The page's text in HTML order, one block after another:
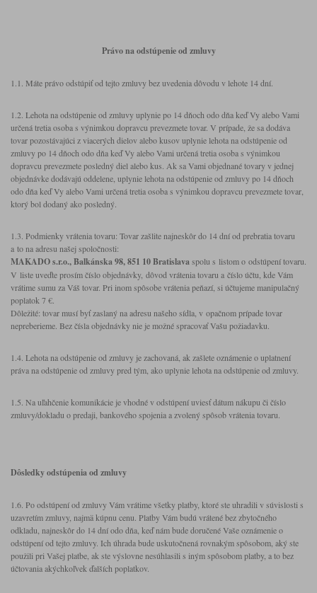
Právo na odstúpenie od zmluvy
1.1. Máte právo odstúpiť od tejto zmluvy bez uvedenia dôvodu v lehote 14 dní.
1.2. Lehota na odstúpenie od zmluvy uplynie po 14 dňoch odo dňa keď Vy alebo Vami
určená tretia osoba s výnimkou dopravcu prevezmete tovar. V prípade, že sa dodáva
tovar pozostávajúci z viacerých dielov alebo kusov uplynie lehota na odstúpenie od
zmluvy po 14 dňoch odo dňa keď Vy alebo Vami určená tretia osoba s výnimkou
dopravcu prevezmete posledný diel alebo kus. Ak sa Vami objednané tovary v jednej
objednávke dodávajú oddelene, uplynie lehota na odstúpenie od zmluvy po 14 dňoch
odo dňa keď Vy alebo Vami určená tretia osoba s výnimkou dopravcu prevezmete tovar,
ktorý bol dodaný ako posledný.
1.3. Podmienky vrátenia tovaru: Tovar zašlite najneskôr do 14 dní od prebratia tovaru
a to na adresu našej spoločnosti:
MAKADO s.r.o., Balkánska 98, 851 10 Bratislavaspolu s listom o odstúpení tovaru.
V liste uveďte prosím číslo objednávky, dôvod vrátenia tovaru a číslo účtu, kde Vám
vrátime sumu za Váš tovar. Pri inom spôsobe vrátenia peňazí, si účtujeme manipulačný
poplatok 7 €.
Dôležité: tovar musí byť zaslaný na adresu našeho sídla, v opačnom prípade tovar
nepreberieme. Bez čísla objednávky nie je možné spracovať Vašu požiadavku.
1.4. Lehota na odstúpenie od zmluvy je zachovaná, ak zašlete oznámenie o uplatnení
práva na odstúpenie od zmluvy pred tým, ako uplynie lehota na odstúpenie od zmluvy.
1.5. Na uľahčenie komunikácie je vhodné v odstúpení uviesť dátum nákupu či číslo
zmluvy/dokladu o predaji, bankového spojenia a zvolený spôsob vrátenia tovaru.
Dôsledky odstúpenia od zmluvy
1.6. Po odstúpení od zmluvy Vám vrátime všetky platby, ktoré ste uhradili v súvislosti s
uzavretím zmluvy, najmä kúpnu cenu. Platby Vám budú vrátené bez zbytočného
odkladu, najneskôr do 14 dní odo dňa, keď nám bude doručené Vaše oznámenie o
odstúpení od tejto zmluvy. Ich úhrada bude uskutočnená rovnakým spôsobom, aký ste
použili pri Vašej platbe, ak ste výslovne nesúhlasili s iným spôsobom platby, a to bez
účtovania akýchkoľvek ďalších poplatkov.